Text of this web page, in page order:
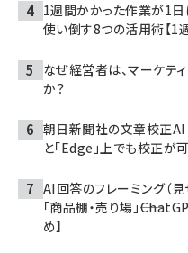
1週間かかった作業が1
使い倒す8つの活用術【1
なぜ経営者は、マーケテ
か？
朝日新聞社の文章校正AI
と「Edge」上でも校正が
AI回答のフレーミング（見
「商品棚・売り場」
め】